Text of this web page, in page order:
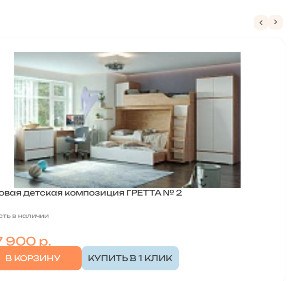
детская композиция ГРЕТТА № 2
в наличии
900р.
В КОРЗИНУ КУПИТЬ В 1 КЛИК